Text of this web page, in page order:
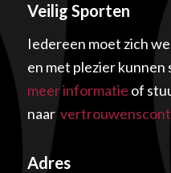
Veilig Sporten
Iedereen moet zich
en met plezier kunnen
meer informatie of
naar
Adres